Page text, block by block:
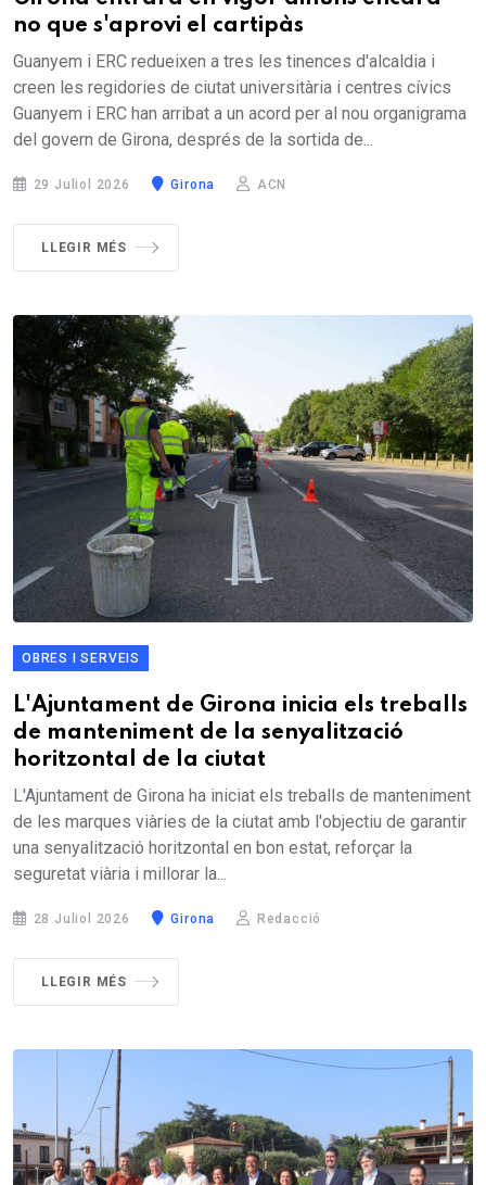
no que s'aprovi el cartipàs
Guanyem i ERC redueixen a tres les tinences d'alcaldia i
creen les regidories de ciutat universitària i centres cívics
Guanyem i ERC han arribat a un acord per al nou organigrama
del govern de Girona, després de la sortida de...
29 Juliol 2026 Girona ACN
LLEGIR MÉS
OBRES I SERVEIS
L'Ajuntament de Girona inicia els treballs
de manteniment de la senyalització
horitzontal de la ciutat
L'Ajuntament de Girona ha iniciat els treballs de manteniment
de les marques viàries de la ciutat amb l'objectiu de garantir
una senyalització horitzontal en bon estat, reforçar la
seguretat viària i millorar la...
28 Juliol 2026 Girona Redacció
LLEGIR MÉS